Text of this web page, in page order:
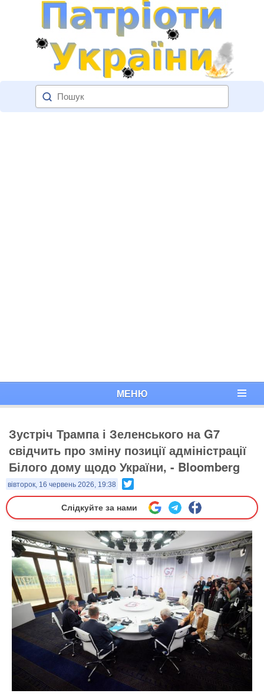
МЕНЮ
Зустріч Трампа і Зеленського на G7
свідчить про зміну позиції адміністрації
Білого дому щодо України, - Bloomberg
вівторок, 16 червень 2026, 19:38
Слідкуйте за нами